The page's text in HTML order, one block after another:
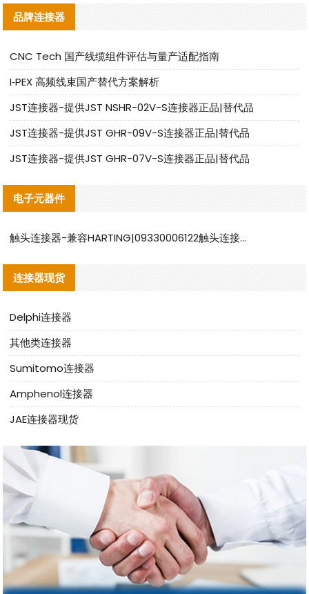
品牌连接器
CNC Tech 国产线缆组件评估与量产适配指南
I‑PEX 高频线束国产替代方案解析
JST连接器-提供JST NSHR-02V-S连接器正品|替代品
JST连接器-提供JST GHR-09V-S连接器正品|替代品
JST连接器-提供JST GHR-07V-S连接器正品|替代品
电子元器件
触头连接器-兼容HARTING|09330006122触头连接器替代品说明
连接器现货
Delphi连接器
其他类连接器
Sumitomo连接器
Amphenol连接器
JAE连接器现货